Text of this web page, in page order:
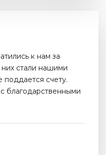
к нам за
них стали нашими
счету.
благодарственными